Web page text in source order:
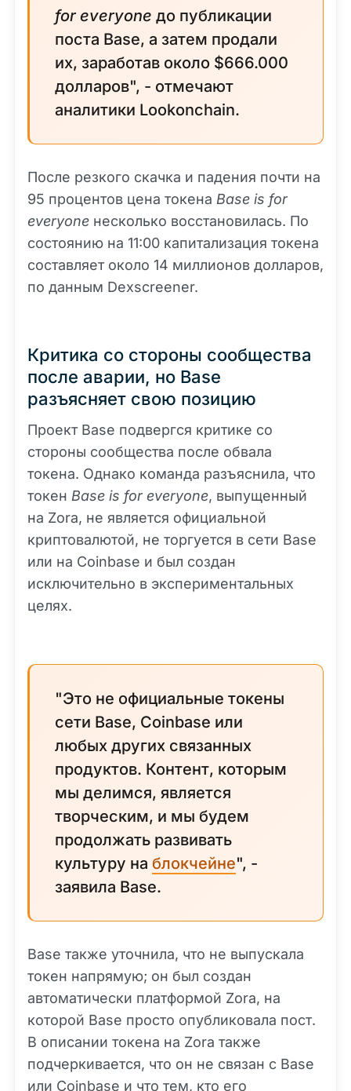
for everyone до публикации
поста Base, а затем продали
их, заработав около $666.000
долларов", - отмечают
аналитики Lookonchain.
После резкого скачка и падения почти на
95 процентов цена токена Base is for
everyone несколько восстановилась. По
состоянию на 11:00 капитализация токена
составляет около 14 миллионов долларов,
по данным Dexscreener.
Критика со стороны сообщества
после аварии, но Base
разъясняет свою позицию
Проект Base подвергся критике со
стороны сообщества после обвала
токена. Однако команда разъяснила, что
токен Base is for everyone, выпущенный
на Zora, не является официальной
криптовалютой, не торгуется в сети Base
или на Coinbase и был создан
исключительно в экспериментальных
целях.
"Это не официальные токены
сети Base, Coinbase или
любых других связанных
продуктов. Контент, которым
мы делимся, является
творческим, и мы будем
продолжать развивать
культуру на блокчейне", -
заявила Base.
Base также уточнила, что не выпускала
токен напрямую; он был создан
автоматически платформой Zora, на
которой Base просто опубликовала пост.
В описании токена на Zora также
подчеркивается, что он не связан с Base
или Coinbase и что тем, кто его